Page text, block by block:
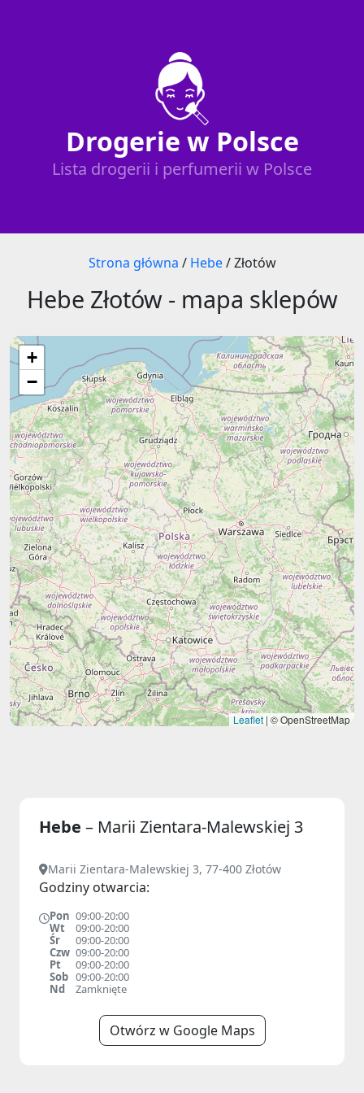
Drogerie w Polsce
Lista drogerii i perfumerii w Polsce
Strona główna / Hebe/ Złotów
Hebe Złotów - mapa sklepów
+
−
Leaflet | © OpenStreetMap
Hebe – Marii Zientara-Malewskiej 3
Marii Zientara-Malewskiej 3, 77-400 Złotów
Godziny otwarcia:
Pon 09:00-20:00
Wt
09:00-20:00
Śr
09:00-20:00
Czw 09:00-20:00
Pt
09:00-20:00
Sob 09:00-20:00
Nd
Zamknięte
Otwórz w Google Maps